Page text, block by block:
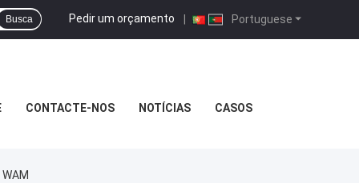
Portuguese
Pedir um orçamento |
Busca
CONTACTE-NOS NOTÍCIAS CASOS